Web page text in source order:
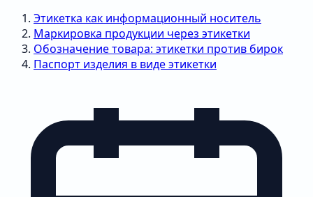
Этикетка как информационный носитель
Маркировка продукции через этикетки
Обозначение товара: этикетки против бирок
Паспорт изделия в виде этикетки